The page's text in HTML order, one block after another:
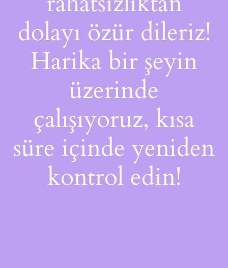
dolayı özür dileriz!
Harika bir şeyin
üzerinde
çalışıyoruz, kısa
süre içinde yeniden
kontrol edin!